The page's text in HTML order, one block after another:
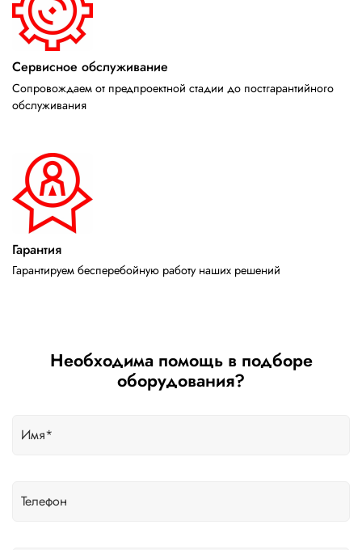
Сервисное обслуживание
Сопровождаем от предпроектной стадии до постгарантийного
обслуживания
Гарантия
Гарантируем бесперебойную работу наших решений
Необходима помощь в подборе
оборудования?